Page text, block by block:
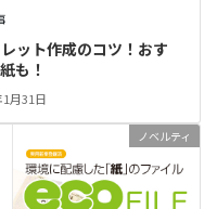
ット作成のコツ！おす
も！
月31日
ノベルティ